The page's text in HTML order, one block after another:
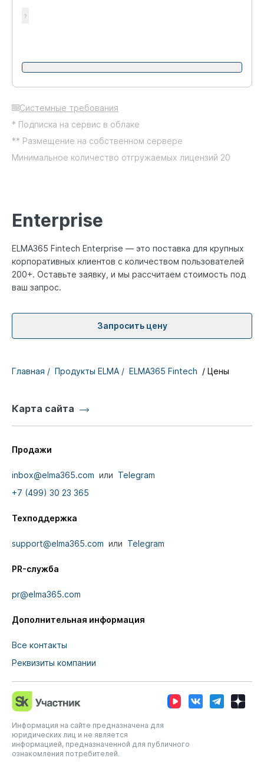
?
Системные требования
* Подписка на сервис в облаке
** Размещение на собственном сервере
Минимальное количество отгружаемых лицензий 20
Enterprise
ELMA365 Fintech Enterprise — это поставка для крупных
корпоративных клиентов с количеством пользователей
200+. Оставьте заявку, и мы рассчитаем стоимость под
ваш запрос.
Запросить цену
Главная / Продукты ELMA / ELMA365 Fintech / Цены
Карта сайта
Продажи
inbox@elma365.com или Telegram
+7 (499) 30 23 365
Техподдержка
support@elma365.com или Telegram
PR-служба
pr@elma365.com
Дополнительная информация
Все контакты
Реквизиты компании
Информация на сайте предназначена для
юридических лиц и не является
информацией, предназначенной для публичного
ознакомления потребителей.